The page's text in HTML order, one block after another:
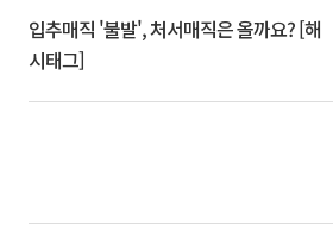
입추매직 '불발', 처서매직은 올까요? [해
시태그]